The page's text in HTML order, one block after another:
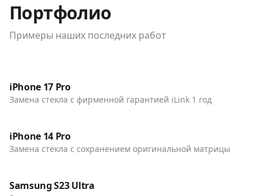
Портфолио
Примеры наших последних работ
Телефоны
iPhone 17 Pro
Замена стекла с фирменной гарантией iLink 1 год
Телефоны
До / После
iPhone 14 Pro
Замена стекла с сохранением оригинальной матрицы
Телефоны
До / После
Samsung S23 Ultra